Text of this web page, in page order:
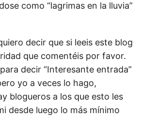
como “lagrimas en la lluvia”
decir que si leeis este blog
que comentéis por favor.
decir “Interesante entrada”
yo a veces lo hago,
blogueros a los que esto les
desde luego lo más mínimo